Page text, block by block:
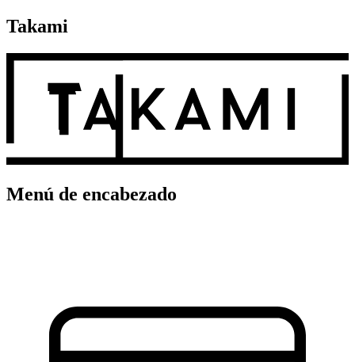
Takami
Menú de encabezado